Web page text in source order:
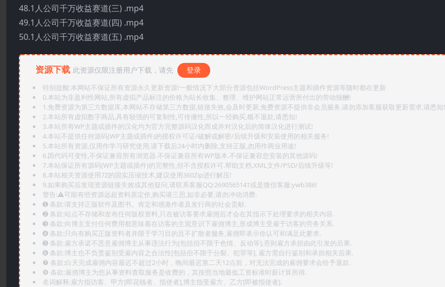
48.1人公司千万收益赛道(三) .mp4
49.1人公司千万收益赛道(四) .mp4
50.1人公司千万收益赛道(五) .mp4
资源下载 此资源仅限注册用户下载，请先 登录
特别提醒:本网站不保证所有资源永久更新资源!一般情况下大部分资源包括WordPress主题和插件资源等随时都在更新
0.本站为非盈利性网站,所有虚拟产品标注的价格为站长收集、整理、维护网站正常运营所付出的劳动报酬!
1.免费资源为第三方数据库,本网站不存储第三方数据,链接失效,会及时更新,免费资源不提供非会员服务,请勿添加客服获取更新需求,请悉知!
2.本站所有虚拟数字商品,具有较强的可复制性,可传播性,所以一经购买,概不退款,请悉知!
3.本站所有WP主题或插件的汉化均为官方完整源码汉化而成并对汉化后的简体汉化进行测试!
4.本站不提供任何源码(WP主题或插件)的授权许可证/破解或解密/后续升级和安装使用的相关服务!
5.本站所有资源,仅用作学习研究使用,请下载后24小时内删除,支持正版,勿用作商业用途!
6.因代码可变性,不保证兼容所有浏览器.不保证兼容所有WP版本.不保证兼容您安装的其他源码!
7.本站保证所有源码(WP主题或插件)的完整性,但不含授权许可.帮助文档.XML文件/PSD/后续升级等!
8.本站相关资源使用7Z的固实压缩技术,建议使用360Zip进行解压!
9.如果购买后发现资源链接失效或其他疑问,请联系客服QQ:2690565141或是微信客服:ywb386!
警告:⚠️可能有些资源远超资料原定价,购买请三思,如非必要,请勿冲动消费.
➊️ 条款:请支持正版软件及图书。肯定和感激作者及发行商的社会贡献.
➋️ 条款:站点不存储和发布任何版权资料,只在被访客要求雇佣后才会在其指示下处理要求的相关内容.
➌️ 条款:向博主支付任何费用都意味着在访客的主观意识下雇佣博主,形成博主受雇于访客的劳务关系.
➍️ 条款:只向有购买正版资料者并限于学习目的且不扩散者服务,雇佣即表示你认可和满足此要求.
➎ 条款:雇方承诺不恶意雇佣博主从事违法行为[包括但不限于色情、反动等],否则雇方承担由此引发的后果.
➏️ 条款:博主也不负责鉴别受雇内容之合法性[包括但不限于分裂、犯罪等], 雇方需自行鉴别和承担相关后果.
❼ 条款:白天完成雇佣内容最迟不超过2小时，晚间最迟第二天12点前，对无法完成的雇佣要求会给予退款.
❽ 条款:雇佣博主为您从事资料查取服务是收费的，其按照当地最低工资标准时薪计算所得.
名词解释:雇方指访客、甲方[即花钱者、指使者],博主指受雇方、乙方[即被指使者].